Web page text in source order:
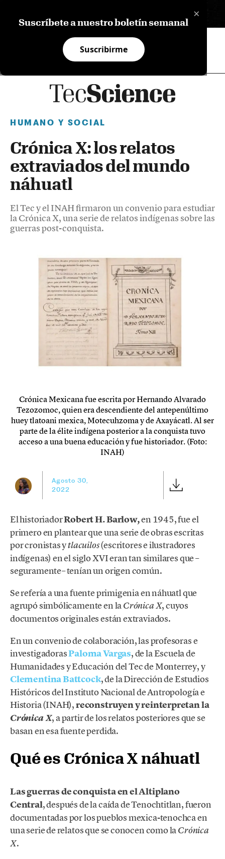
×
Suscríbete a nuestro boletín semanal
Suscribirme
HUMANO Y SOCIAL
Crónica X: los relatos
extraviados del mundo
náhuatl
El Tec y el INAH firmaron un convenio para estudiar
la Crónica X, una serie de relatos indígenas sobre las
guerras post-conquista.
Crónica Mexicana fue escrita por Hernando Alvarado
Tezozomoc, quien era descendiente del antepenúltimo
huey tlatoani mexica, Motecuhzoma y de Axayácatl. Al ser
parte de la élite indígena posterior a la conquista tuvo
acceso a una buena educación y fue historiador. (Foto:
INAH)
Agosto 30,
2022
El historiadorRobert H. Barlow,en 1945, fue el
primero en plantear que una serie de obras escritas
por cronistas ytlacuilos(escritores e ilustradores
indígenas) en el siglo XVI eran tan similares que –
seguramente– tenían un origen común.
Se refería auna fuente primigenia en náhuatl que
agrupó simbólicamente en laCrónica X, cuyos
documentos originales están extraviados.
En un convenio de colaboración, las profesoras e
investigadorasPaloma Vargas, de la Escuela de
Humanidades y Educación del Tec de Monterrey, y
Clementina Battcock, de la Dirección de Estudios
Históricos del Instituto Nacional de Antropología e
Historia (INAH),reconstruyen y reinterpretan la
Crónica X, a partir de los relatos posteriores que se
basan en esa fuente perdida.
Qué es Crónica X náhuatl
Las guerras de conquista en el Altiplano
Central, después de la caída de Tenochtitlan, fueron
documentadas por los pueblos mexica-tenochca en
una serie de relatos que se conocen como laCrónica
X.